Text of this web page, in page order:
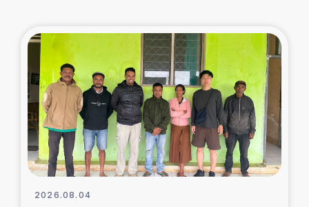
東ティモール豪雨緊急支援
大雨による洪水被災者支援
カカオ生産者支援事業
シリア国内避難民・帰還民の生活再建支援
トルコにおけるシリア難民支援事業
2026.08.04